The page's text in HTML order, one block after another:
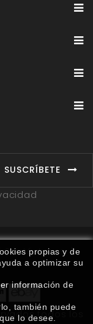
propias y de
a optimizar su
información de
también puede
lo desee.
SUSCRÍBETE
Contáctenos
todos los